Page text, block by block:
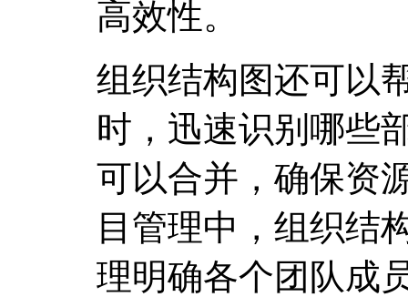
高效性。
组织结构图还可以
时，迅速识别哪些
可以合并，确保资
目管理中，组织结
理明确各个团队成